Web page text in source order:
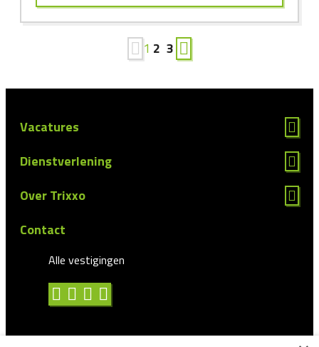
1 2 3
Vacatures
Dienstverlening
Over Trixxo
Contact
Alle vestigingen